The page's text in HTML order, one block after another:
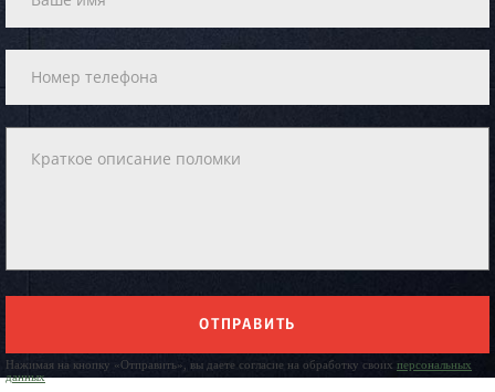
ОТПРАВИТЬ
Нажимая на кнопку «Отправить», вы даете согласие на обработку своих персональных
данных